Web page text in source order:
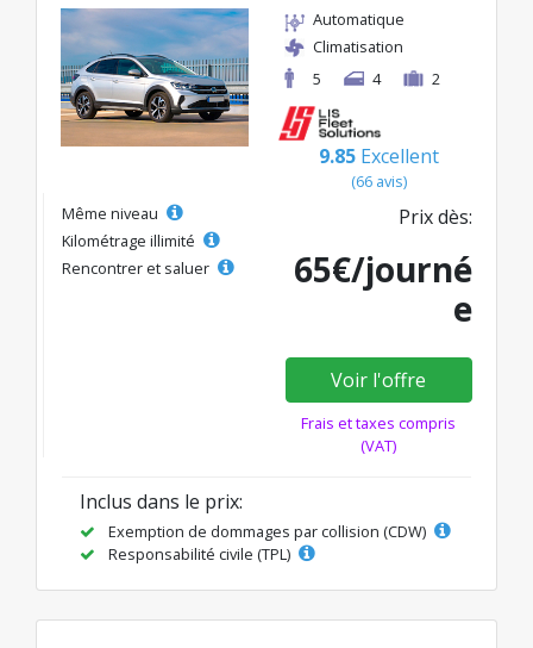
Automatique
Climatisation
5
4 2
9.85 Excellent
(66 avis)
Même niveau
Kilométrage illimité
Rencontrer et saluer
Prix dès:
65€/journé
e
Voir l'offre
Frais et taxes compris
(VAT)
Inclus dans le prix:
Exemption de dommages par collision (CDW)
Responsabilité civile (TPL)